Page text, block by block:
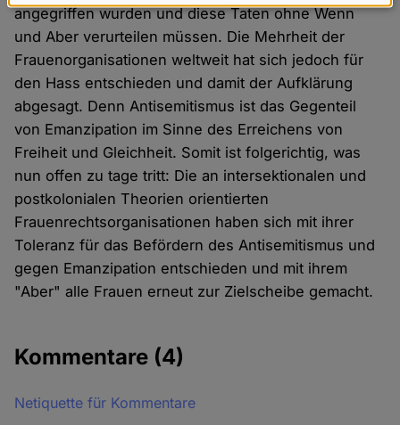
angegriffen wurden und diese Taten ohne Wenn
und Aber verurteilen müssen. Die Mehrheit der
Frauenorganisationen weltweit hat sich jedoch für
den Hass entschieden und damit der Aufklärung
abgesagt. Denn Antisemitismus ist das Gegenteil
von Emanzipation im Sinne des Erreichens von
Freiheit und Gleichheit. Somit ist folgerichtig, was
nun offen zu tage tritt: Die an intersektionalen und
postkolonialen Theorien orientierten
Frauenrechtsorganisationen haben sich mit ihrer
Toleranz für das Befördern des Antisemitismus und
gegen Emanzipation entschieden und mit ihrem
"Aber" alle Frauen erneut zur Zielscheibe gemacht.
Kommentare (4)
Netiquette für Kommentare
Daten
und
Cookies